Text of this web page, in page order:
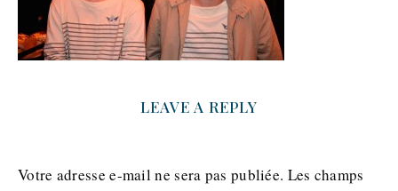
LEAVE A REPLY
Votre adresse e-mail ne sera pas publiée. Les champs